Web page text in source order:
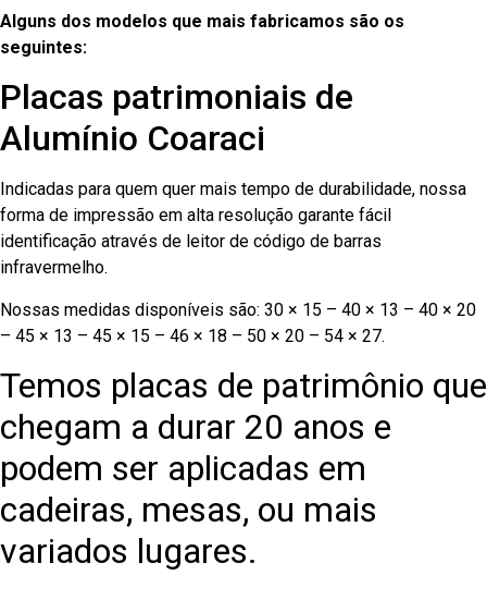
Alguns dos modelos que mais fabricamos são os
seguintes:
Placas patrimoniais de
Alumínio Coaraci
Indicadas para quem quer mais tempo de durabilidade, nossa
forma de impressão em alta resolução garante fácil
identificação através de leitor de código de barras
infravermelho.
Nossas medidas disponíveis são: 30 × 15 – 40 × 13 – 40 × 20
– 45 × 13 – 45 × 15 – 46 × 18 – 50 × 20 – 54 × 27.
Temos placas de patrimônio que
chegam a durar 20 anos e
podem ser aplicadas em
cadeiras, mesas, ou mais
variados lugares.